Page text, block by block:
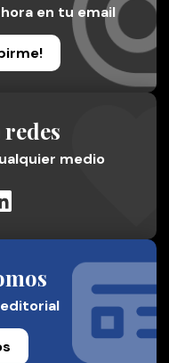
en tu email
medio